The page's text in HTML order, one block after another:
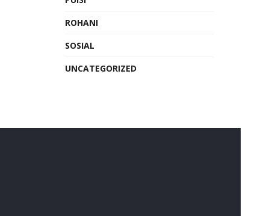
ROHANI
SOSIAL
UNCATEGORIZED